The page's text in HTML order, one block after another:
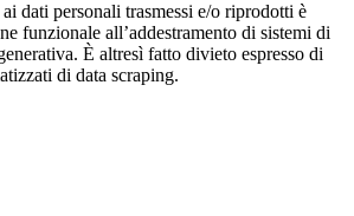
dati personali trasmessi e/o riprodotti è
funzionale all’addestramento di sistemi di
È altresì fatto divieto espresso di
di data scraping.